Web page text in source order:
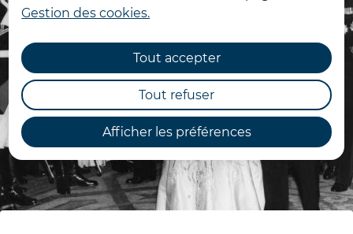
Gestion des cookies.
Afficher les préférences
Tout accepter
Tout refuser